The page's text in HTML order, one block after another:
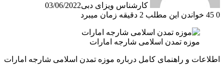
کارشناس ویزای دبی03/06/2022
0
خواندن این مطلب 2 دقیقه زمان میبرد
موزه تمدن اسلامی شارجه امارات
اطلاعات و راهنمای کامل درباره موزه تمدن اسلامی شارجه امارات